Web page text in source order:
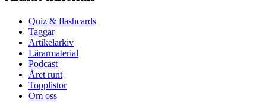
Quiz & flashcards
Taggar
Artikelarkiv
Lärarmaterial
Podcast
Året runt
Topplistor
Om oss